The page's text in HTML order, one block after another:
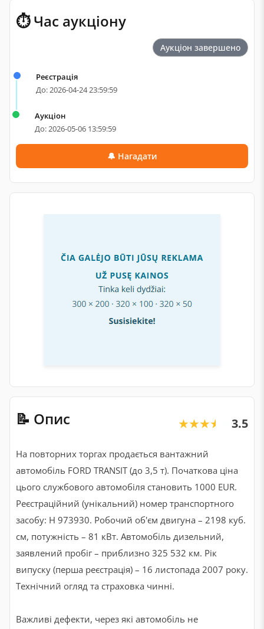
📝 Опис ★★★★★
★★★★★ 3.5
На повторних торгах продається вантажний
автомобіль FORD TRANSIT (до 3,5 т). Початкова ціна
цього службового автомобіля становить 1000 EUR.
Реєстраційний (унікальний) номер транспортного
засобу: H 973930. Робочий об'єм двигуна – 2198 куб.
см, потужність – 81 кВт. Автомобіль дизельний,
заявлений пробіг – приблизно 325 532 км. Рік
випуску (перша реєстрація) – 16 листопада 2007 року.
Технічний огляд та страховка чинні.
Важливі дефекти, через які автомобіль не
⏱ Час аукціону
Аукціон завершено
Реєстрація
До: 2026-04-24 23:59:59
Аукціон
До: 2026-05-06 13:59:59
🔔 Нагадати